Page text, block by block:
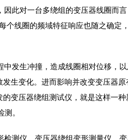
此对一台多绕组的变压器线圈而
个线圈的频域特征响应也随之确定
发生冲撞，造成线圈相对位移，
生变化。进而影响并改变变压器
变压器绕组测试仪，就是这样一
。
测仪、变压器绕组变形测量仪、